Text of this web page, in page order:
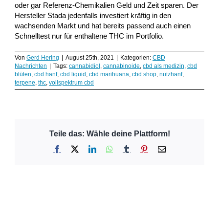
oder gar Referenz-Chemikalien Geld und Zeit sparen. Der
Hersteller Stada jedenfalls investiert kräftig in den
wachsenden Markt und hat bereits passend auch einen
Schnelltest nur für enthaltene THC im Portfolio.
Von Gerd Hering | August 25th, 2021 | Kategorien: CBD
Nachrichten | Tags: cannabidiol, cannabinoide, cbd als medizin, cbd
blüten, cbd hanf, cbd liquid, cbd marihuana, cbd shop, nutzhanf,
terpene, thc, vollspektrum cbd
Teile das: Wähle deine Plattform!
Facebook LinkedInWhatsApp
Tumblr Pinterest
E-